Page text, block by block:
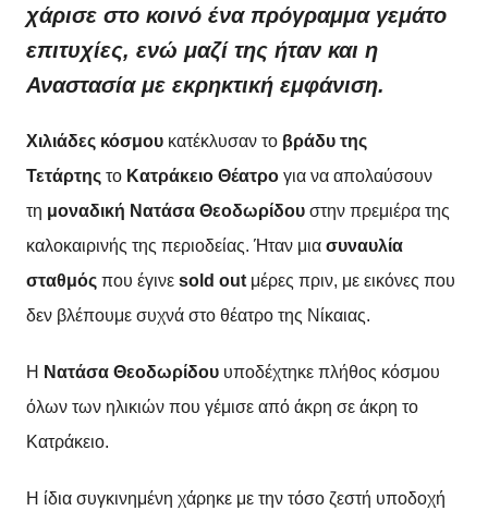
χάρισε στο κοινό ένα πρόγραμμα γεμάτο
επιτυχίες, ενώ μαζί της ήταν και η
Αναστασία με εκρηκτική εμφάνιση.
Χιλιάδες κόσμου κατέκλυσαν το βράδυ της
Τετάρτης το Κατράκειο Θέατρο για να απολαύσουν
τη μοναδική Νατάσα Θεοδωρίδου στην πρεμιέρα της
καλοκαιρινής της περιοδείας. Ήταν μια συναυλία
σταθμός που έγινε sold out μέρες πριν, με εικόνες που
δεν βλέπουμε συχνά στο θέατρο της Νίκαιας.
Η Νατάσα Θεοδωρίδου υποδέχτηκε πλήθος κόσμου
όλων των ηλικιών που γέμισε από άκρη σε άκρη το
Κατράκειο.
Η ίδια συγκινημένη χάρηκε με την τόσο ζεστή υποδοχή